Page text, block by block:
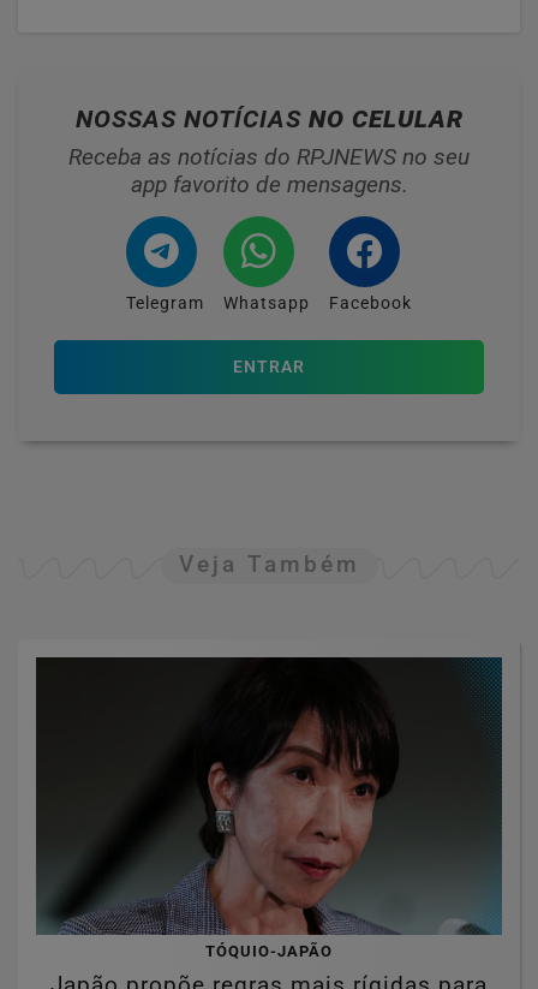
NOSSAS NOTÍCIAS NO CELULAR
Receba as notícias do RPJNEWS no seu
app favorito de mensagens.
Telegram Whatsapp Facebook
ENTRAR
Veja Também
TÓQUIO-JAPÃO